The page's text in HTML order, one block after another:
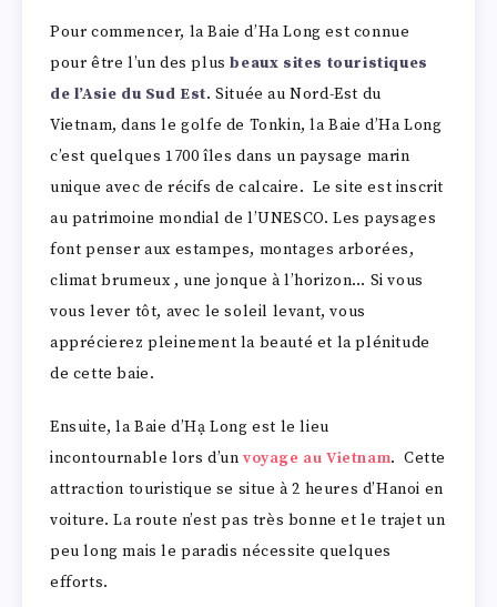
Pour commencer, la Baie d’Ha Long est connue
pour être l’un des plusbeaux sites touristiques
de l’Asie du Sud Est. Située au Nord-Est du
Vietnam, dans le golfe de Tonkin, la Baie d’Ha Long
c’est quelques 1700 îles dans un paysage marin
unique avec de récifs de calcaire. Le site est inscrit
au patrimoine mondial de l’UNESCO. Les paysages
font penser aux estampes, montages arborées,
climat brumeux , une jonque à l’horizon… Si vous
vous lever tôt, avec le soleil levant, vous
apprécierez pleinement la beauté et la plénitude
de cette baie.
Ensuite, la Baie d’Hạ Long est le lieu
incontournable lors d’unvoyage au Vietnam. Cette
attraction touristique se situe à 2 heures d’Hanoi en
voiture. La route n’est pas très bonne et le trajet un
peu long mais le paradis nécessite quelques
efforts.